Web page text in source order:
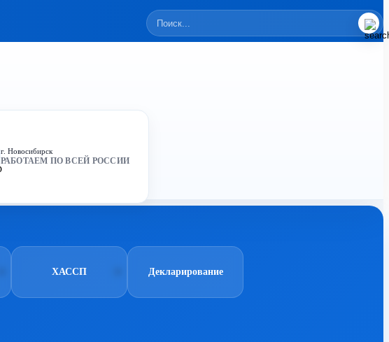
г. Новосибирск
РАБОТАЕМ ПО ВСЕЙ РОССИИ
ХАССП Декларирование